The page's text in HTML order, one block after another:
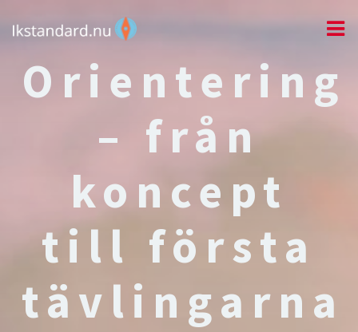
Orientering
– från
koncept
till första
tävlingarna